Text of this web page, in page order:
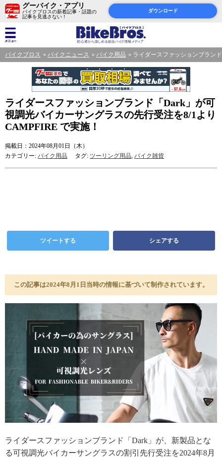
グーバイク・アプリ
バイクブロスの新着記事・話題の
記事を見逃さない！
ダウンロード
バイクブロス バイクニュース バイク用品 ライダースファッションブラン
ライダースファッションブランド「Dark」が可
視調光バイカーサングラスの先行受注を8/1より
CAMPFIRE で実施！
掲載日：2024年08月01日（木）
カテゴリー: バイク用品 タグ: ツーリング用品, バイク雑貨
ツイートする シェアする
この記事は2024年8月1日当時の情報に基づいて制作されています。
ライダースファッションブランド「Dark」が、新製品とな
る可視調光バイカーサングラスの割引先行受注を2024年8月